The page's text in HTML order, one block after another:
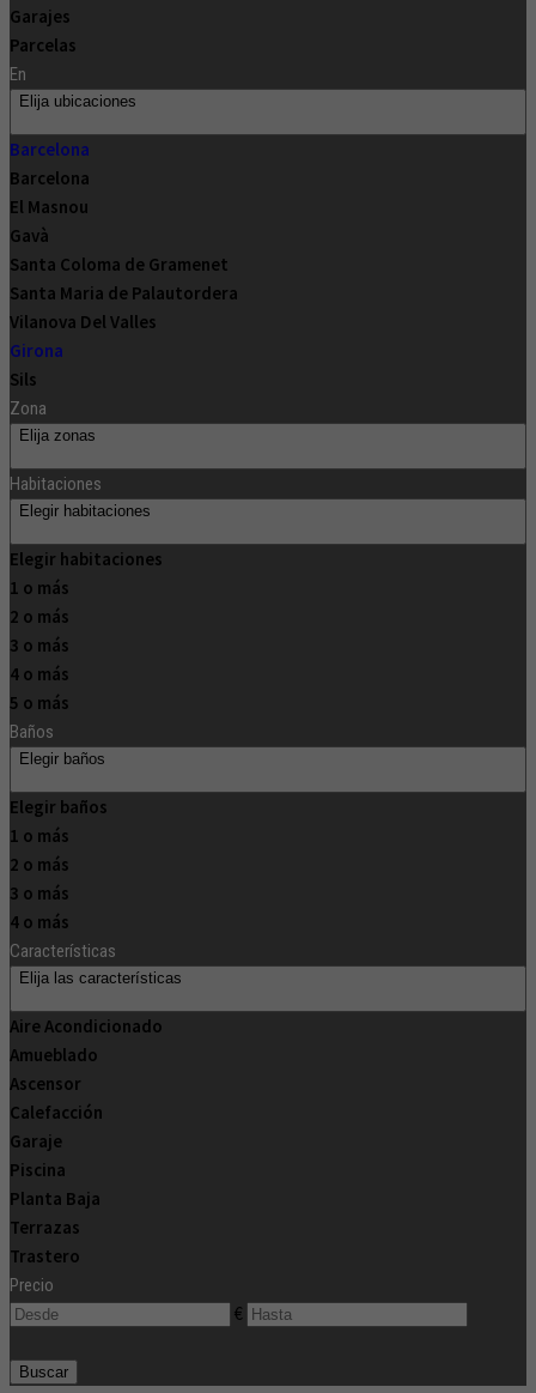
Garajes
Parcelas
En
Elija ubicaciones
Barcelona
Barcelona
El Masnou
Gavà
Santa Coloma de Gramenet
Santa Maria de Palautordera
Vilanova Del Valles
Girona
Sils
Zona
Elija zonas
Habitaciones
Elegir habitaciones
Elegir habitaciones
1 o más
2 o más
3 o más
4 o más
5 o más
Baños
Elegir baños
Elegir baños
1 o más
2 o más
3 o más
4 o más
Características
Elija las características
Aire Acondicionado
Amueblado
Ascensor
Calefacción
Garaje
Piscina
Planta Baja
Terrazas
Trastero
Precio
€
Buscar